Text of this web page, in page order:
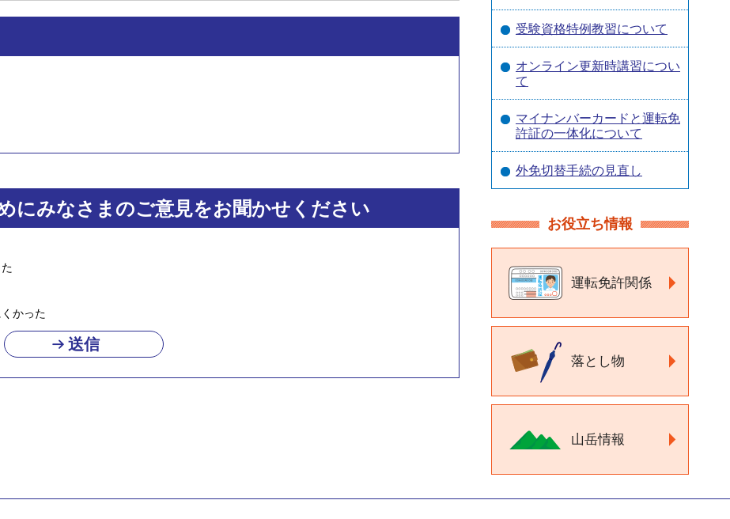
にみなさまのご意見をお聞かせください
かった
受験資格特例教習について
オンライン更新時講習につい
て
マイナンバーカードと運転免
許証の一体化について
外免切替手続の見直し
お役立ち情報
運転免許関係
落とし物
山岳情報